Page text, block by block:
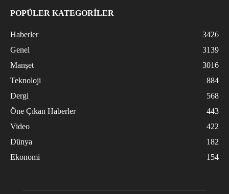
POPÜLER KATEGORİLER
Haberler
3426
Genel
3139
Manşet
3016
Teknoloji
884
Dergi
568
Öne Çıkan Haberler
443
Video
422
Dünya
182
Ekonomi
154